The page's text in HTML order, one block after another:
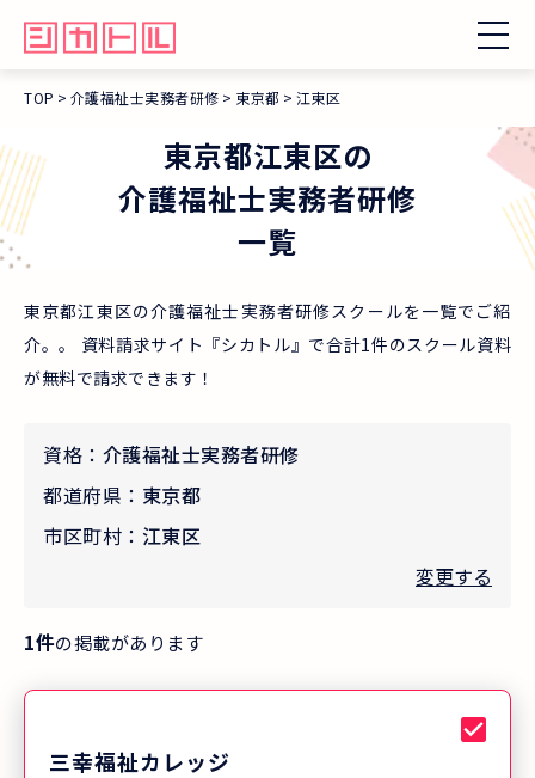
TOP 介護福祉士実務者研修 東京都 江東区
東京都江東区の
介護福祉士実務者研修
一覧
東京都江東区の介護福祉士実務者研修スクールを一覧でご紹
介。。 資料請求サイト『シカトル』で合計1件のスクール資料
が無料で請求できます！
資格： 介護福祉士実務者研修
都道府県： 東京都
市区町村： 江東区
変更する
1件の掲載があります
三幸福祉カレッジ